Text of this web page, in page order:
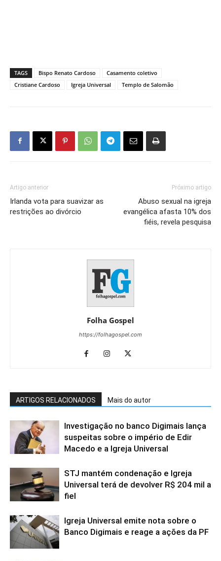
TAGS Bispo Renato Cardoso
Casamento coletivo
Cristiane Cardoso
Igreja Universal Templo de Salomão
Artigo anterior
Irlanda vota para suavizar as
restrições ao divórcio
Próximo artigo
Abuso sexual na igreja
evangélica afasta 10% dos
fiéis, revela pesquisa
Folha Gospel
https://folhagospel.com
ARTIGOS RELACIONADOS Mais do autor
Investigação no banco Digimais lança
suspeitas sobre o império de Edir
Macedo e a Igreja Universal
STJ mantém condenação e Igreja
Universal terá de devolver R$ 204 mil a
fiel
Igreja Universal emite nota sobre o
Banco Digimais e reage a ações da PF